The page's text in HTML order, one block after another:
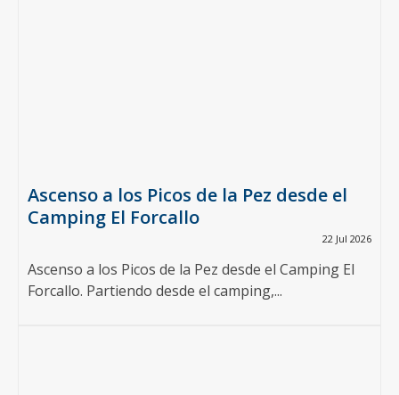
Ascenso a los Picos de la Pez desde el
Camping El Forcallo
22 Jul 2026
Ascenso a los Picos de la Pez desde el Camping El
Forcallo. Partiendo desde el camping,...